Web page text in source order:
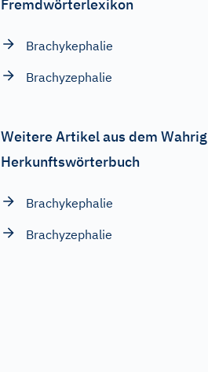
Fremdwörterlexikon
Brachykephalie
Brachyzephalie
Weitere Artikel aus dem Wahrig
Herkunftswörterbuch
Brachykephalie
Brachyzephalie